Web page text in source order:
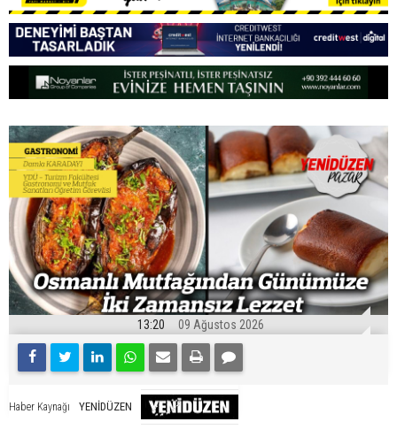
13:20 09 Ağustos 2026
Haber Kaynağı YENİDÜZEN